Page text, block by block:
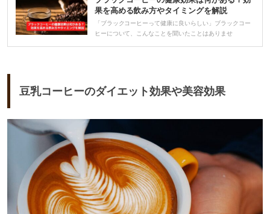
果を高める飲み方やタイミングを解説
「ブラックコーヒーって健康に良いらしい」ブラックコー
ヒーについて、こんなことを聞いたことはありませ
豆乳コーヒーのダイエット効果や美容効果